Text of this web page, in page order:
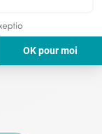
OK pour moi
vos Options
vos paramètres